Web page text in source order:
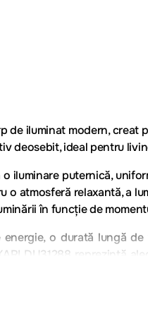
de iluminat modern,
deosebit, ideal pentru
iluminare puternică,
atmosferă relaxantă, a
în funcție de
o durată lungă
DU31288 reprezintă